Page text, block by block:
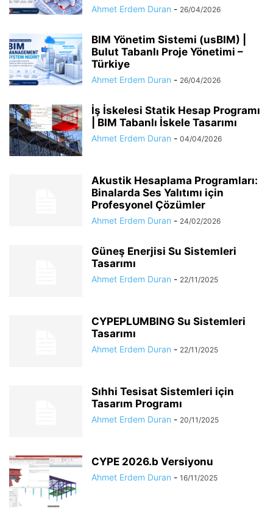
Ahmet Erdem Duran - 26/04/2026
BIM Yönetim Sistemi (usBIM) |
Bulut Tabanlı Proje Yönetimi –
Türkiye
Ahmet Erdem Duran - 26/04/2026
İş İskelesi Statik Hesap Programı
| BIM Tabanlı İskele Tasarımı
Ahmet Erdem Duran - 04/04/2026
Akustik Hesaplama Programları:
Binalarda Ses Yalıtımı için
Profesyonel Çözümler
Ahmet Erdem Duran - 24/02/2026
Güneş Enerjisi Su Sistemleri
Tasarımı
Ahmet Erdem Duran - 22/11/2025
CYPEPLUMBING Su Sistemleri
Tasarımı
Ahmet Erdem Duran - 22/11/2025
Sıhhi Tesisat Sistemleri için
Tasarım Programı
Ahmet Erdem Duran - 20/11/2025
CYPE 2026.b Versiyonu
Ahmet Erdem Duran - 16/11/2025